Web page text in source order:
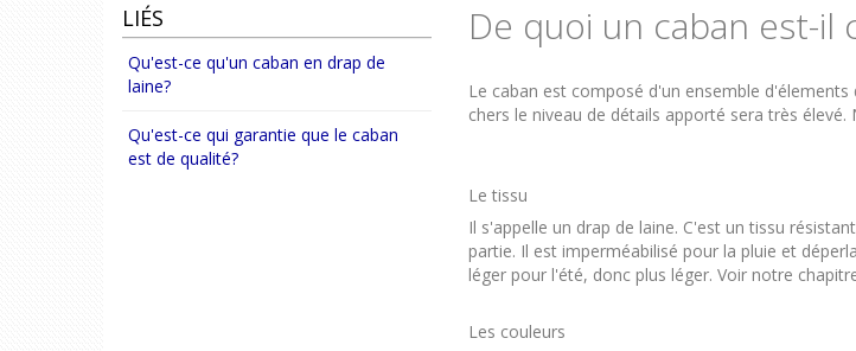
ici :
De quoi un caban est-il
Le caban est composé d'un ensemble
chers le niveau de détails apporté sera très
Le tissu
Il s'appelle un drap de laine. C'est un tissu
partie. Il est imperméabilisé pour la pluie et
léger pour l'été, donc plus léger. Voir notre
Les couleurs
LIÉS
Qu'est-ce qu'un caban en drap de
laine?
Qu'est-ce qui garantie que le caban
est de qualité?